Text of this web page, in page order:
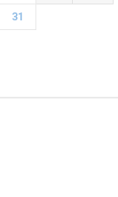
31